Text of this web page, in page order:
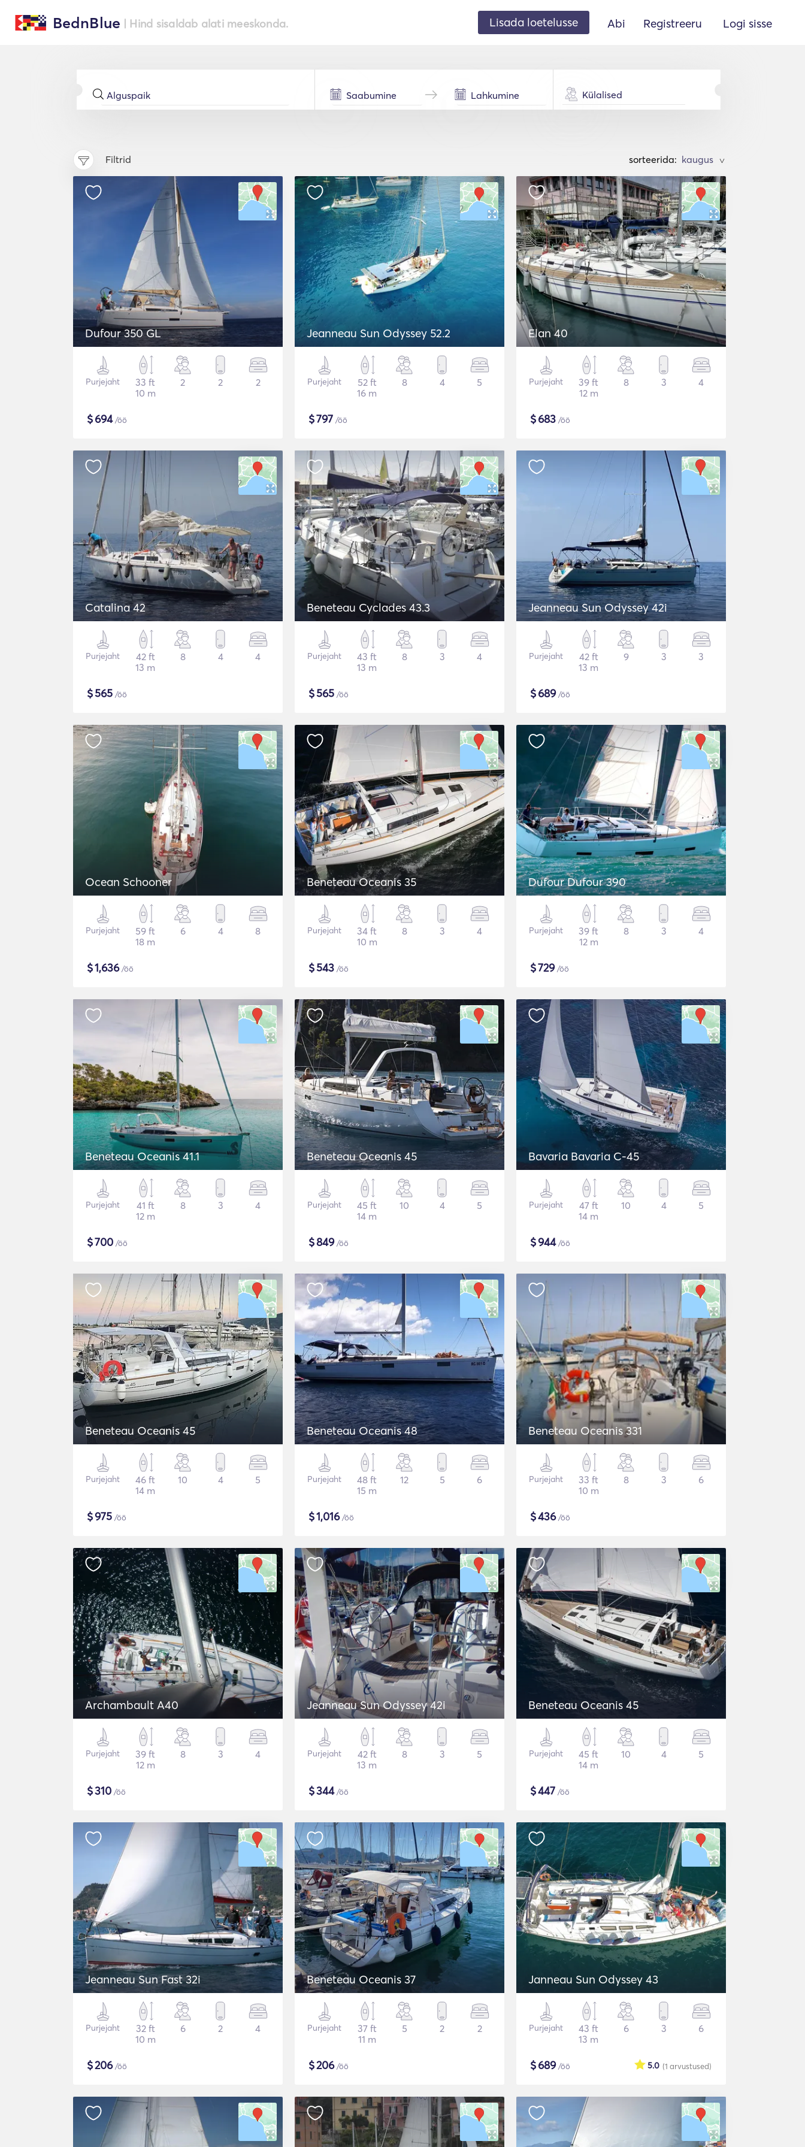
BednBlue | Hind sisaldab alati meeskonda. Lisada loetelusse Abi Registreeru Logi sisse
Külalised
Filtrid sorteerida: >
Dufour 350 GL
Purjejaht
33 ft
10 m
2 2 2
$694/öö
Jeanneau Sun Odyssey 52.2
Purjejaht
52 ft
16 m
8 4 5
$797 /öö
Elan 40
Purjejaht
39 ft
12 m
8 3 4
$683 /öö
Catalina 42
Purjejaht
42 ft
13 m
8 4 4
$565 /öö
Beneteau Cyclades 43.3
Purjejaht
43 ft
13 m
8 3 4
$565 /öö
Jeanneau Sun Odyssey 42i
Purjejaht
42 ft
13 m
9 3 3
$689/öö
Ocean Schooner
Purjejaht
59 ft
18 m
6 4 8
$1,636/öö
Beneteau Oceanis 35
Purjejaht
34 ft
10 m
8 3 4
$543 /öö
Dufour Dufour 390
Purjejaht
39 ft
12 m
8 3 4
$729/öö
Beneteau Oceanis 41.1
Purjejaht
41 ft
12 m
8 3 4
$700 /öö
Beneteau Oceanis 45
Purjejaht
45 ft
14 m
10 4 5
$849/öö
Bavaria Bavaria C-45
Purjejaht
47 ft
14 m
10 4 5
$944/öö
Beneteau Oceanis 45
Purjejaht
46 ft
14 m
10 4 5
$975 /öö
Beneteau Oceanis 48
Purjejaht
48 ft
15 m
12 5 6
$1,016/öö
Beneteau Oceanis 331
Purjejaht
33 ft
10 m
8 3 6
$436/öö
Archambault A40
Purjejaht
39 ft
12 m
8 3 4
$310 /öö
Jeanneau Sun Odyssey 42i
Purjejaht
42 ft
13 m
8 3 5
$344/öö
Beneteau Oceanis 45
Purjejaht
45 ft
14 m
10 4 5
$447 /öö
Jeanneau Sun Fast 32i
Purjejaht
32 ft
10 m
6 2 4
$206/öö
Beneteau Oceanis 37
Purjejaht
37 ft
11 m
5 2 2
$206/öö
Janneau Sun Odyssey 43
Purjejaht
43 ft
13 m
6 3 6
$689/öö (1 arvustused)
5.0